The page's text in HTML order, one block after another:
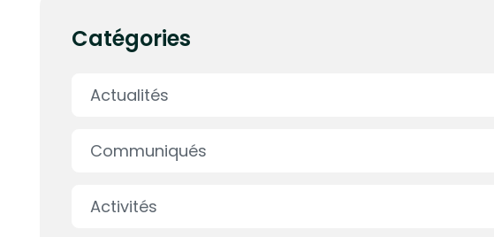
Catégories
Actualités
Communiqués
Activités